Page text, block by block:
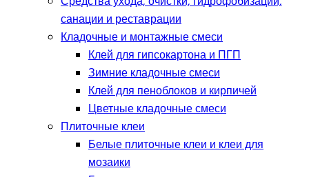
санации и реставрации
Кладочные и монтажные смеси
Клей для гипсокартона и ПГП
Зимние кладочные смеси
Клей для пеноблоков и кирпичей
Цветные кладочные смеси
Плиточные клеи
Белые плиточные клеи и клеи для
мозаики